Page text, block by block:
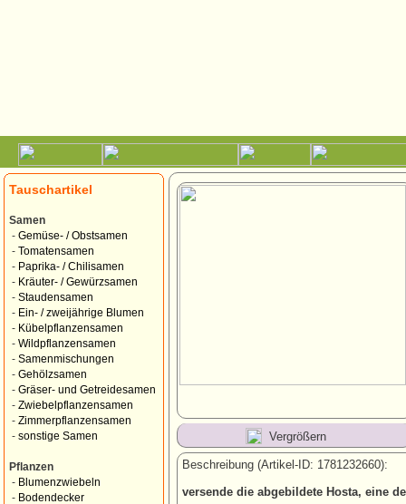
Tauschartikel
Samen
- Gemüse- / Obstsamen
- Tomatensamen
- Paprika- / Chilisamen
- Kräuter- / Gewürzsamen
- Staudensamen
- Ein- / zweijährige Blumen
- Kübelpflanzensamen
- Wildpflanzensamen
- Samenmischungen
- Gehölzsamen
- Gräser- und Getreidesamen
- Zwiebelpflanzensamen
- Zimmerpflanzensamen
- sonstige Samen
Pflanzen
- Blumenzwiebeln
- Bodendecker
Vergrößern
Beschreibung (Artikel-ID: 1781232660):
versende die abgebildete Hosta, eine